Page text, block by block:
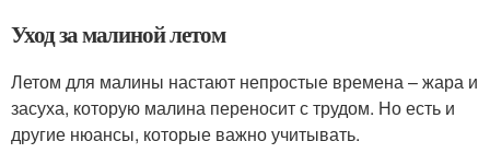
Уход за малиной летом
Летом для малины настают непростые времена – жара и
засуха, которую малина переносит с трудом. Но есть и
другие нюансы, которые важно учитывать.